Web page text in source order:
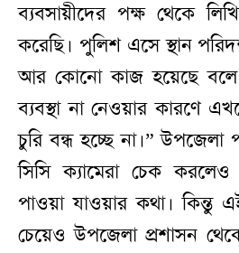
ব্যবসায়ীদের পক্ষ থেকে
করেছি। পুলিশ এসে স্থান
আর কোনো কাজ হয়েছে বলে
ব্যবস্থা না নেওয়ার কারণে
চুরি বন্ধ হচ্ছে না।” উপজেলা
সিসি ক্যামেরা চেক
পাওয়া যাওয়ার কথা। কিন্তু
চেয়েও উপজেলা প্রশাসন